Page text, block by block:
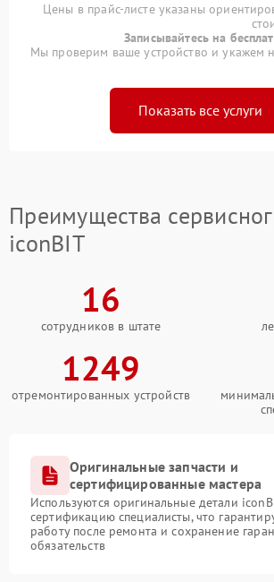
Цены в прайс-листе указаны
Записывайтесь на
Мы проверим ваше устройство и укажем
Показать все услуги
Преимущества
iconBIT
16
сотрудников в штате
1249
отремонтированных устройств
Оригинальные запчасти и
сертифицированные мастера
Используются оригинальные детали
сертификацию специалисты, что
работу после ремонта и сохранение
обязательств